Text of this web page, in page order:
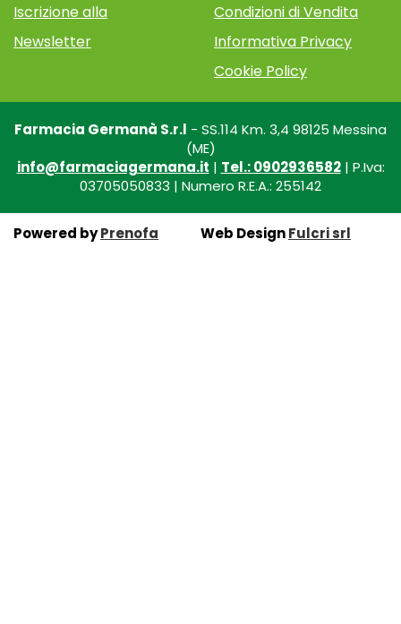
Iscrizione alla
Newsletter
Condizioni di Vendita
Informativa Privacy
Cookie Policy
Farmacia Germanà S.r.l - SS.114 Km. 3,4 98125 Messina
(ME)
info@farmaciagermana.it | Tel.: 0902936582| P.Iva:
03705050833 | Numero R.E.A.: 255142
Powered byPrenofa Web DesignFulcri srl